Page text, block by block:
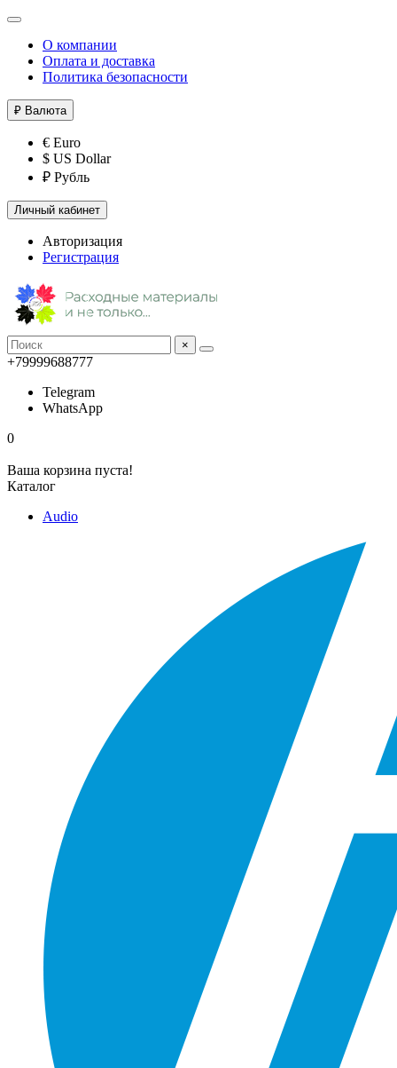
О компании
Оплата и доставка
Политика безопасности
₽ Валюта
€ Euro
$ US Dollar
₽ Рубль
Личный кабинет
Авторизация
Регистрация
×
+79999688777
Telegram
WhatsApp
0
Ваша корзина пуста!
Каталог
Audio